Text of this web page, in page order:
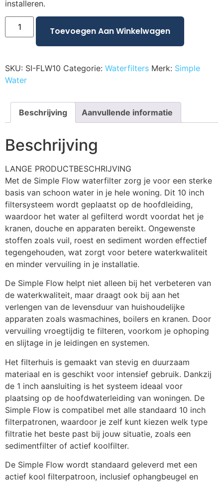
installeren.
Toevoegen Aan Winkelwagen
SKU: SI-FLW10 Categorie: Waterfilters Merk: Simple
Water
Beschrijving Aanvullende informatie
Beschrijving
LANGE PRODUCTBESCHRIJVING
Met de Simple Flow waterfilter zorg je voor een sterke
basis van schoon water in je hele woning. Dit 10 inch
filtersysteem wordt geplaatst op de hoofdleiding,
waardoor het water al gefilterd wordt voordat het je
kranen, douche en apparaten bereikt. Ongewenste
stoffen zoals vuil, roest en sediment worden effectief
tegengehouden, wat zorgt voor betere waterkwaliteit
en minder vervuiling in je installatie.
De Simple Flow helpt niet alleen bij het verbeteren van
de waterkwaliteit, maar draagt ook bij aan het
verlengen van de levensduur van huishoudelijke
apparaten zoals wasmachines, boilers en kranen. Door
vervuiling vroegtijdig te filteren, voorkom je ophoping
en slijtage in je leidingen en systemen.
Het filterhuis is gemaakt van stevig en duurzaam
materiaal en is geschikt voor intensief gebruik. Dankzij
de 1 inch aansluiting is het systeem ideaal voor
plaatsing op de hoofdwaterleiding van woningen. De
Simple Flow is compatibel met alle standaard 10 inch
filterpatronen, waardoor je zelf kunt kiezen welk type
filtratie het beste past bij jouw situatie, zoals een
sedimentfilter of actief koolfilter.
De Simple Flow wordt standaard geleverd met een
actief kool filterpatroon, inclusief ophangbeugel en